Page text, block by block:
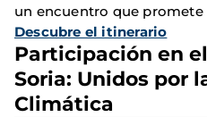
un encuentro que
Descubre el itinerario
Participación en
Soria: Unidos por
Climática